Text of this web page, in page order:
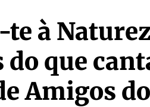
te à
que
Amigos